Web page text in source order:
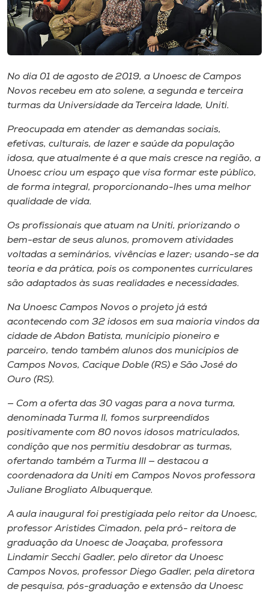
Rádio
Museu
Unoesc
Store
Selecione
o idioma
A+
No dia 01 de agosto de 2019, a Unoesc de Campos
Novos recebeu em ato solene, a segunda e terceira
turmas da Universidade da Terceira Idade, Uniti.
Preocupada em atender as demandas sociais,
efetivas, culturais, de lazer e saúde da população
idosa, que atualmente é a que mais cresce na região, a
Unoesc criou um espaço que visa formar este público,
de forma integral, proporcionando-lhes uma melhor
qualidade de vida.
Os profissionais que atuam na Uniti, priorizando o
bem-estar de seus alunos, promovem atividades
voltadas a seminários, vivências e lazer; usando-se da
teoria e da prática, pois os componentes curriculares
são adaptados às suas realidades e necessidades.
Na Unoesc Campos Novos o projeto já está
acontecendo com 32 idosos em sua maioria vindos da
cidade de Abdon Batista, munícipio pioneiro e
parceiro, tendo também alunos dos municípios de
Campos Novos, Cacique Doble (RS) e São José do
Ouro (RS).
— Com a oferta das 30 vagas para a nova turma,
denominada Turma II, fomos surpreendidos
positivamente com 80 novos idosos matriculados,
condição que nos permitiu desdobrar as turmas,
ofertando também a Turma III — destacou a
coordenadora da Uniti em Campos Novos professora
Juliane Brogliato Albuquerque.
A aula inaugural foi prestigiada pelo reitor da Unoesc,
professor Aristides Cimadon, pela pró- reitora de
graduação da Unoesc de Joaçaba, professora
Lindamir Secchi Gadler, pelo diretor da Unoesc
Campos Novos, professor Diego Gadler, pela diretora
de pesquisa, pós-graduação e extensão da Unoesc